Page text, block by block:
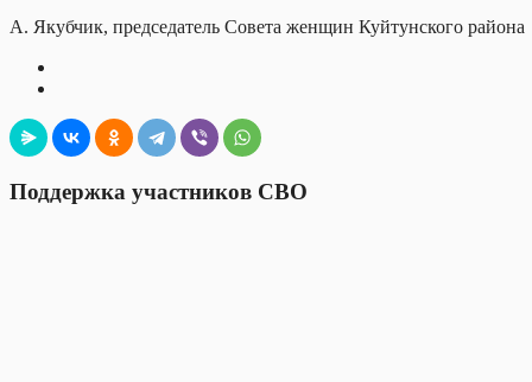
А. Якубчик, председатель Совета женщин Куйтунского района
Поддержка участников СВО